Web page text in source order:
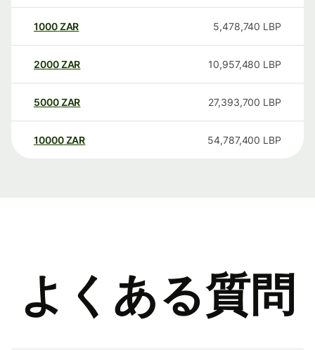
1000ZAR 5,478,740 LBP
2000ZAR 10,957,480 LBP
5000ZAR 27,393,700 LBP
10000 ZAR 54,787,400 LBP
よくある質問